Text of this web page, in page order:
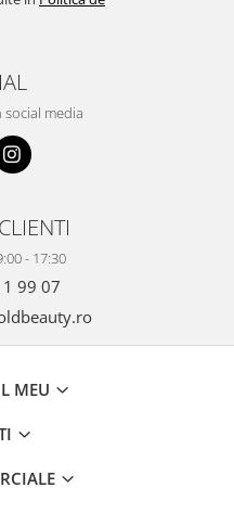
social media
- 17:30
99 07
MEU